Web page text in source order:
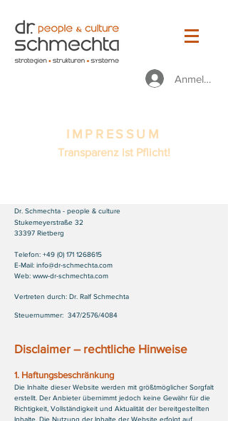
Anmelden
IMPRESSUM
Transparenz ist Pflicht!
Dr. Schmechta - people & culture
Stukemeyerstraße 32
33397 Rietberg
Telefon: +49 (0) 171 1268615
E-Mail: info@dr-schmechta.com
Web: www-dr-schmechta.com
Vertreten durch: Dr. Ralf Schmechta
Steuernummer: 347/2576/4084
Disclaimer – rechtliche Hinweise
1. Haftungsbeschränkung
Die Inhalte dieser Website werden mit größtmöglicher Sorgfalt
erstellt. Der Anbieter übernimmt jedoch keine Gewähr für die
Richtigkeit, Vollständigkeit und Aktualität der bereitgestellten
Inhalte. Die Nutzung der Inhalte der Website erfolgt auf